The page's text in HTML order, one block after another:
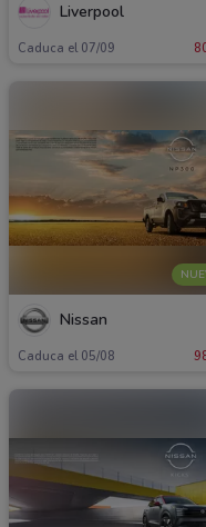
Liverpool
Caduca el 07/09
Nissan
Caduca el 05/08